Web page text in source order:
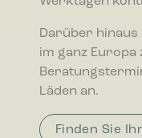
Darüber hinaus
im ganz Europa
Läden an.
Finden Sie